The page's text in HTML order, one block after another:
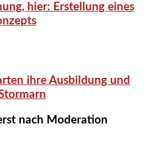
hier: Erstellung eines
ihre Ausbildung und
nach Moderation